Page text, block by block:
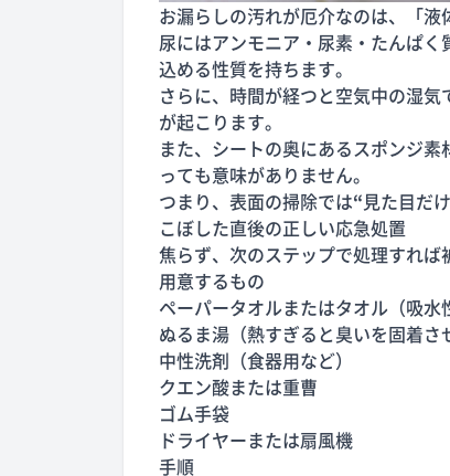
お漏らしの汚れが厄介なのは、「液
尿にはアンモニア・尿素・たんぱ
込める性質を持ちます。
さらに、時間が経つと空気中の湿
が起こります。
また、シートの奥にあるスポンジ
っても意味がありません。
つまり、表面の掃除では“見た目だけ
こぼした直後の正しい応急処置
焦らず、次のステップで処理すれば
用意するもの
ペーパータオルまたはタオル（吸水
ぬるま湯（熱すぎると臭いを固着さ
中性洗剤（食器用など）
クエン酸または重曹
ゴム手袋
ドライヤーまたは扇風機
手順